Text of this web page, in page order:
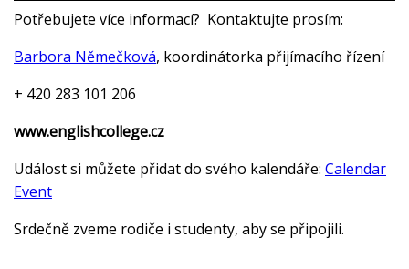
Potřebujete více informací? Kontaktujte prosím:
Barbora Němečková, koordinátorka přijímacího řízení
+ 420 283 101 206
www.englishcollege.cz
Událost si můžete přidat do svého kalendáře: Calendar
Event
Srdečně zveme rodiče i studenty, aby se připojili.